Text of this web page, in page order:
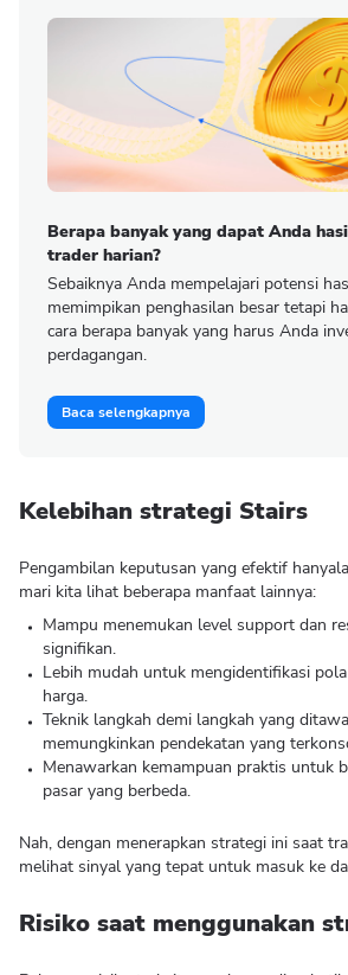
Berapa banyak yang dapat Anda
trader harian?
Sebaiknya Anda mempelajari potensi
memimpikan penghasilan besar tetapi
cara berapa banyak yang harus Anda
perdagangan.
Baca selengkapnya
Kelebihan strategi Stairs
Pengambilan keputusan yang efektif
mari kita lihat beberapa manfaat lainnya:
Mampu menemukan level support dan
signifikan.
Lebih mudah untuk mengidentifikasi
harga.
Teknik langkah demi langkah yang
memungkinkan pendekatan yang
Menawarkan kemampuan praktis untuk
pasar yang berbeda.
Nah, dengan menerapkan strategi ini saat
melihat sinyal yang tepat untuk masuk ke
Risiko saat menggunakan